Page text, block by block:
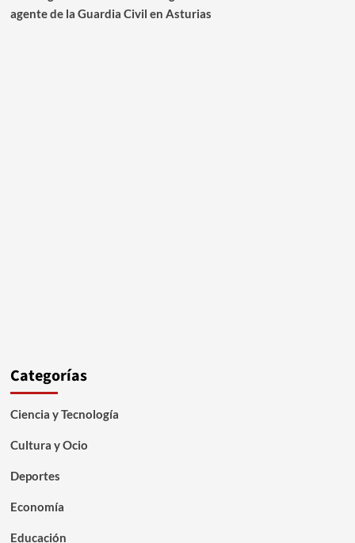
agente de la Guardia Civil en Asturias
Categorías
Ciencia y Tecnología
Cultura y Ocio
Deportes
Economía
Educación